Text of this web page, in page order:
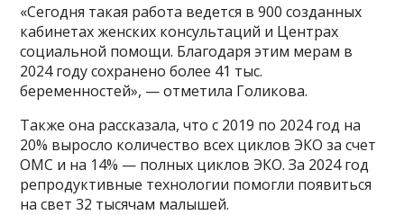
«Сегодня такая работа ведется в 900 созданных
кабинетах женских консультаций и Центрах
социальной помощи. Благодаря этим мерам в
2024 году сохранено более 41 тыс.
беременностей», — отметила Голикова.
Также она рассказала, что с 2019 по 2024 год на
20% выросло количество всех циклов ЭКО за счет
ОМС и на 14% — полных циклов ЭКО. За 2024 год
репродуктивные технологии помогли появиться
на свет 32 тысячам малышей.